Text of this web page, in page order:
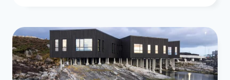
EN
TRES
PASOS